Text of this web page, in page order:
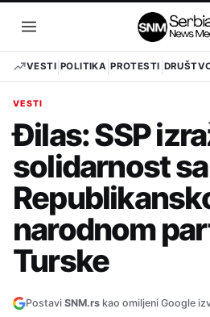
sadržaj
Otvori
meni
VESTI POLITIKA PROTESTI
VESTI
Đilas: SSP
solidarnost sa
narodnom
Turske
Postavi SNM.rs kao omiljeni Google